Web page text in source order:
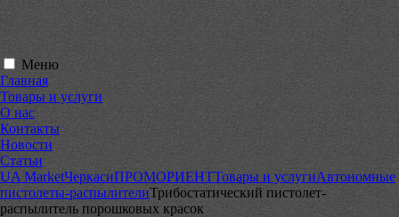
Меню
Главная
Товары и услуги
О нас
Контакты
Новости
Статьи
UA MarketЧеркасиПРОМОРИЕНТТовары и услугиАвтономные
пистолеты-распылителиТрибостатический пистолет-
распылитель порошковых красок